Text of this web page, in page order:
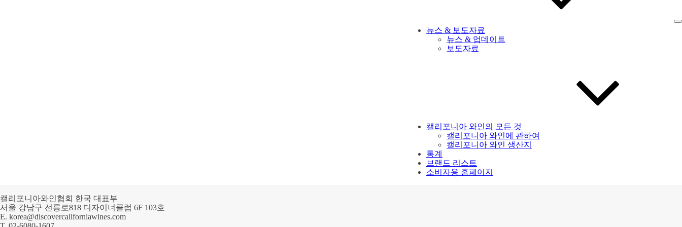
뉴스 & 보도자료
뉴스 & 업데이트
보도자료
캘리포니아 와인의 모든 것
캘리포니아 와인에 관하여
캘리포니아 와인 생산지
통계
브랜드 리스트
소비자용 홈페이지
캘리포니아와인협회 한국 대표부
서울 강남구 선릉로818 디자이너클럽 6F 103호
E. korea@discovercaliforniawines.com